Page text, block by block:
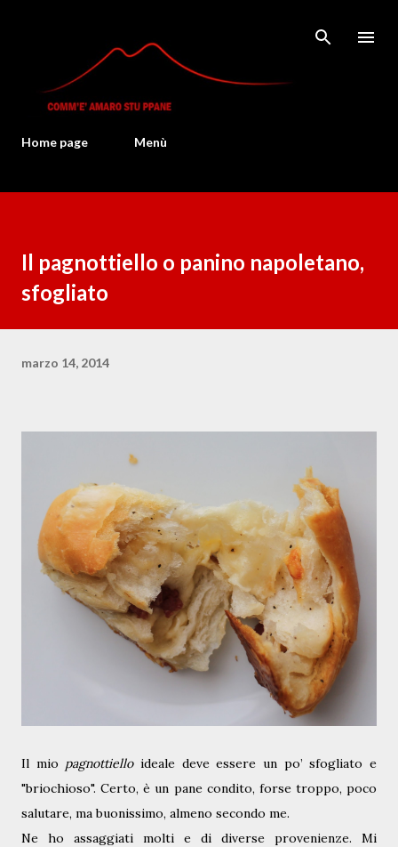
Home page Menù
Il pagnottiello o panino napoletano,
sfogliato
marzo 14, 2014
Il mio pagnottielloideale deve essere un po’ sfogliato e
"briochioso". Certo, è un pane condito, forse troppo, poco
salutare, ma buonissimo, almeno secondo me.
Ne ho assaggiati molti e di diverse provenienze. Mi